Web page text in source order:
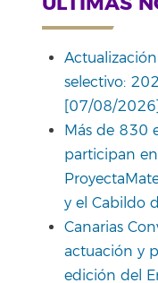
selectivo:
[07/08/2026]
Más de 830
participan
y el Cabildo
Canarias
actuación y
edición del